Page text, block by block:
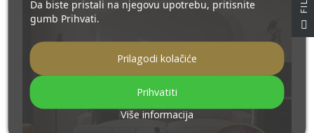
Da biste pristali na njegovu upotrebu, pritisnite
gumb Prihvati.
Više informacija
Prilagodi kolačiće
Prihvatiti